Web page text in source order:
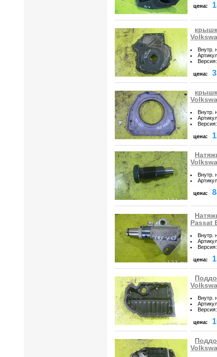
цена:
Внутр.
Артикул
Версия:
цена:
Внутр.
Артикул
Версия:
цена:
Внутр.
Артикул
цена:
Passat
Внутр.
Артикул
Версия:
цена:
Внутр.
Артикул
Версия:
цена: